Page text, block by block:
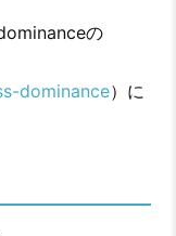
の
dominance）に